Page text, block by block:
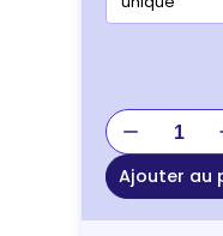
quantité
de
JOUET
CHIEN
DOG
Ajouter au